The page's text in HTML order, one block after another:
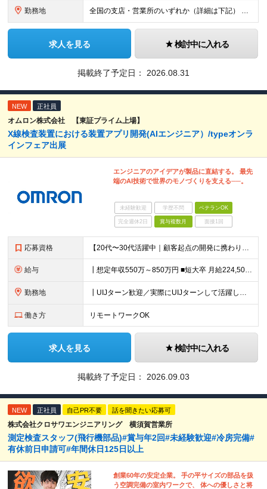
勤務地 全国の支店・営業所のいずれか（詳細は下記） ※入社直後はお住まいから通える範囲の支店・営業所に配属 （入社直後の転勤はありません） ※U・Iターン歓迎（社宅・独身寮完備） ＜北海道・東北エリア＞
求人を見る 検討中に入れる
掲載終了予定日： 2026.08.31
NEW 正社員
オムロン株式会社 【東証プライム上場】
X線検査装置における装置アプリ開発(AIエンジニア）/typeオンラ
インフェア出展
エンジニアのアイデアが製品に直結する。 最先
端のAI技術で世界のモノづくりを支える──。
未経験歓迎 学歴不問 ベテランOK
完全週休2日 賞与複数月 面接1回
応募資格 【20代〜30代活躍中｜顧客起点の開発に携わりたい方歓迎】 ┃必須条件 ■C言語による組み込み実装経験をお持ちの方 ■既存課題に対し、AIでの現実的な解決方法を要件設計した経験をお持ちの方 ■仕様や要
給与 ┃想定年収550万～850万円 ■短大卒 月給224,500円～ ■高専卒 月給262,000円～ ■大学卒 月給287,000円～ ■修士了 月給314,000円～ ■博士了 月給355,
勤務地 ┃UIJターン歓迎／実際にUIJターンして活躍している社員多数 ┃マイカー、バイク通勤可 ◇京都・大阪からのアクセスも良好 └京都駅から約20分 └大阪駅から約50分 【草津事業所】 滋賀県草津市
働き方 リモートワークOK
求人を見る 検討中に入れる
掲載終了予定日： 2026.09.03
NEW 正社員 自己PR不要 話を聞きたい応募可
株式会社クロサワエンジニアリング 横須賀営業所
測定検査スタッフ(飛行機部品)#賞与年2回#未経験歓迎#冷房完備#
有休前日申請可#年間休日125日以上
創業60年の安定企業。 手の平サイズの部品を扱
う空調完備の室内ワークで、 体への優しさと将